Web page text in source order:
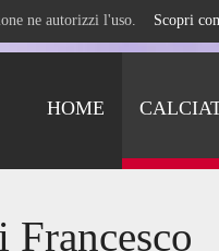
ne autorizzi l'uso. Scopri
HOME
Francesco